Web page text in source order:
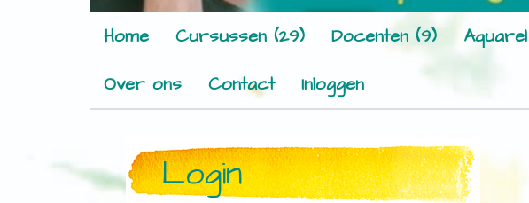
Home Cursussen (29) Docenten (9)
Over ons
Contact Inloggen
Login